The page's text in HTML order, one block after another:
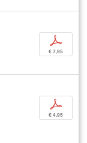
p
€ 7,95
p
€ 4,95